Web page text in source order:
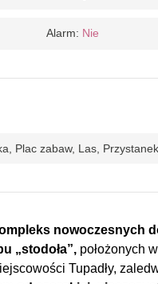
Alarm: Nie
Plac zabaw, Las,
nowoczesnych
„stodoła”, położonych w
Tupadły,